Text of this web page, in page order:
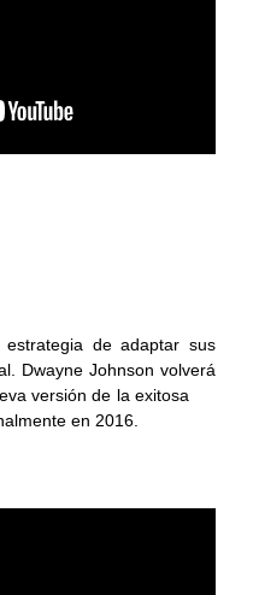
de adaptar sus
Dwayne Johnson volverá
versión de la exitosa
en 2016.